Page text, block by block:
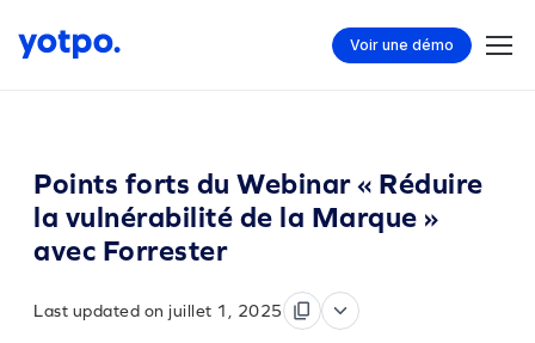
Voir une démo
Points forts du Webinar « Réduire
la vulnérabilité de la Marque »
avec Forrester
Last updated on juillet 1, 2025